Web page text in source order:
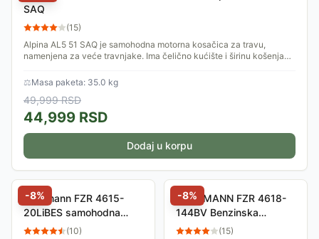
SAQ
(15)
Alpina AL5 51 SAQ je samohodna motorna kosačica za travu,
namenjena za veće travnjake. Ima čelično kućište i širinu košenja
⚖Masa paketa: 35.0 kg
49,999RSD
44,999 RSD
Dodaj u korpu
-8%
Fieldmann FZR 4615-
20LiBES samohodna
benzinska kosilica za
(10)
-8%
FIELDMANN FZR 4618-
144BV Benzinska
kosilica za travu
(15)